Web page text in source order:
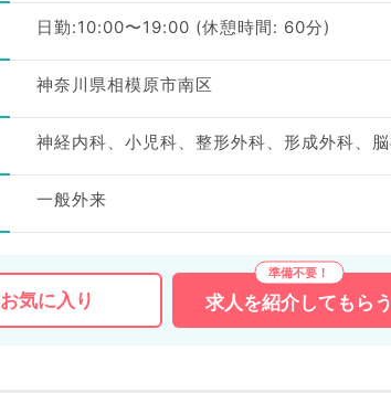
日勤:10:00〜19:00 (休憩時間: 60分)
神奈川県相模原市南区
一般外来
お気に入り 求人を紹介してもらう